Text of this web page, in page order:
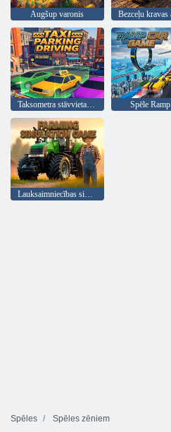
Augšup varonis
Taksometra stāvvieta Braukšana Spēle
Lauksaimniecības simulācijas spēle
Spēles Spēles zēniem